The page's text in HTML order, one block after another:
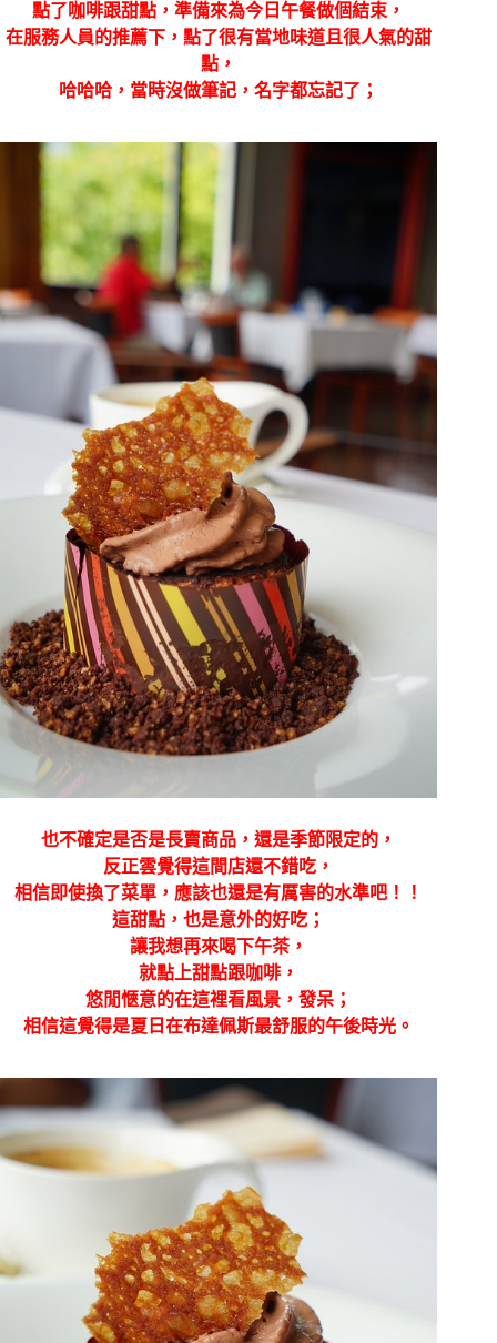
點了咖啡跟甜點，準備來為今日午餐做個結束，
在服務人員的推薦下，點了很有當地味道且很人氣的甜
點，
哈哈哈，當時沒做筆記，名字都忘記了；
也不確定是否是長賣商品，還是季節限定的，
反正雲覺得這間店還不錯吃，
相信即使換了菜單，應該也還是有厲害的水準吧！！
這甜點，也是意外的好吃；
讓我想再來喝下午茶，
就點上甜點跟咖啡，
悠閒愜意的在這裡看風景，發呆；
相信這覺得是夏日在布達佩斯最舒服的午後時光。